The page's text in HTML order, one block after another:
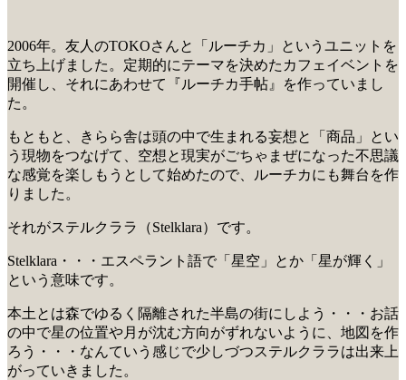
2006年。友人のTOKOさんと「ルーチカ」というユニットを
立ち上げました。定期的にテーマを決めたカフェイベントを
開催し、それにあわせて『ルーチカ手帖』を作っていまし
た。
もともと、きらら舎は頭の中で生まれる妄想と「商品」とい
う現物をつなげて、空想と現実がごちゃまぜになった不思議
な感覚を楽しもうとして始めたので、ルーチカにも舞台を作
りました。
それがステルクララ（Stelklara）です。
Stelklara・・・エスペラント語で「星空」とか「星が輝く」
という意味です。
本土とは森でゆるく隔離された半島の街にしよう・・・お話
の中で星の位置や月が沈む方向がずれないように、地図を作
ろう・・・なんていう感じで少しづつステルクララは出来上
がっていきました。